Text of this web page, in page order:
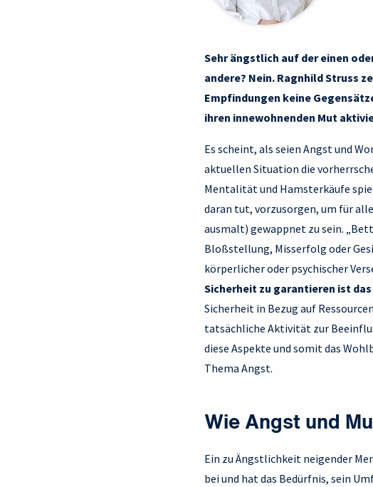
Sehr ängstlich auf der einen
andere? Nein. Ragnhild Struss
Empfindungen keine
ihren innewohnenden Mut
Es scheint, als seien Angst und
aktuellen Situation die
Mentalität und Hamsterkäufe
daran tut, vorzusorgen, um für
ausmalt) gewappnet zu sein.
Bloßstellung, Misserfolg oder
körperlicher oder psychischer
Sicherheit zu garantieren ist
Sicherheit in Bezug auf
tatsächliche Aktivität zur
diese Aspekte und somit das
Thema Angst.
Wie Angst und
Ein zu Ängstlichkeit neigender
bei und hat das Bedürfnis, sein